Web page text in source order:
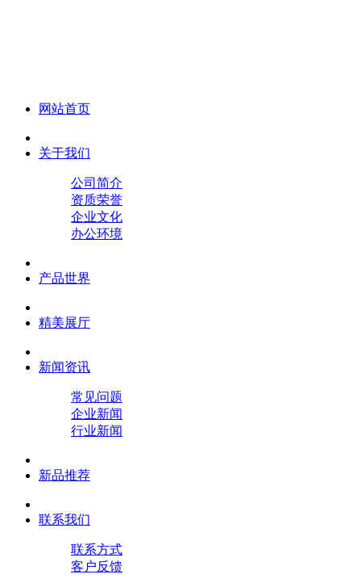
网站首页
关于我们
公司简介
资质荣誉
企业文化
办公环境
产品世界
精美展厅
新闻资讯
常见问题
企业新闻
行业新闻
新品推荐
联系我们
联系方式
客户反馈